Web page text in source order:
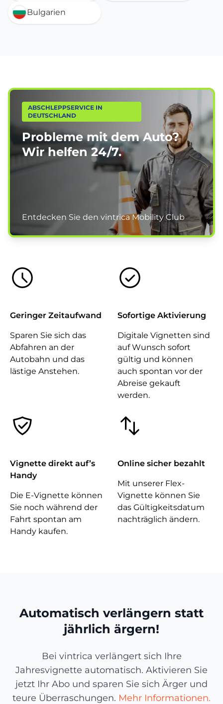
Bulgarien
ABSCHLEPPSERVICE IN
DEUTSCHLAND
Probleme mit dem Auto?
Wir helfen24/7.
Entdecken Sie den vintrica Mobility Club
Geringer Zeitaufwand
Sparen Sie sich das
Abfahren an der
Autobahn und das
lästige Anstehen.
Sofortige Aktivierung
Digitale Vignetten sind
auf Wunsch sofort
gültig und können
auch spontan vor der
Abreise gekauft
werden.
Vignette direkt auf’s
Handy
Die E-Vignette können
Sie noch während der
Fahrt spontan am
Handy kaufen.
Online sicher bezahlt
Mit unserer Flex-
Vignette können Sie
das Gültigkeitsdatum
nachträglich ändern.
Automatisch verlängern statt
jährlich ärgern!
Bei vintrica verlängert sich Ihre
Jahresvignette automatisch. Aktivieren Sie
jetzt Ihr Abo und sparen Sie sich Ärger und
teure Überraschungen. Mehr Informationen.